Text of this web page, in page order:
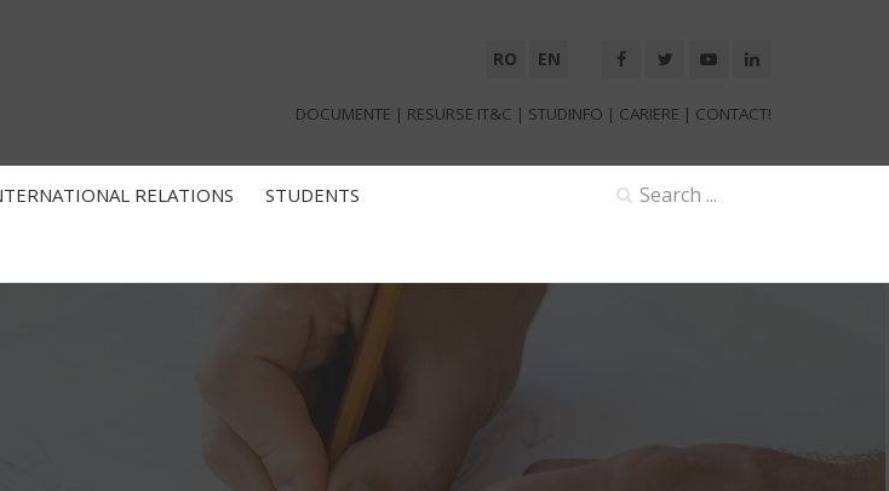
RO EN
DOCUMENTE | RESURSE IT&C | STUDINFO | CARIERE | CONTACT!
RELATIONS STUDENTS